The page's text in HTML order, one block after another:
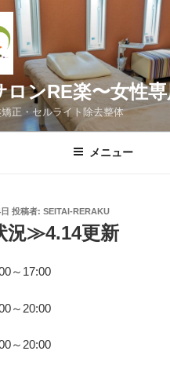
ロンRE楽〜女性
正・セルライト除去整体
メニュー
投稿者: SEITAI-RERAKU
況≫4.14更新
～17:00
～20:00
～20:00